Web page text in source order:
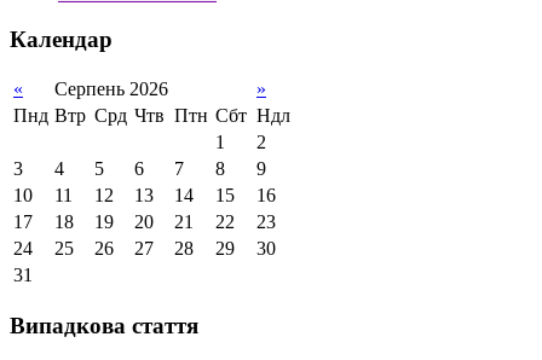
Календар
« Серпень 2026
»
Пнд Втр Срд Чтв Птн Сбт Ндл
1
2
3
4 5 6 7 8
9
10
11 12 13 14 15
16
17
18 19 20 21 22
23
24
25 26 27 28 29
30
31
Випадкова стаття